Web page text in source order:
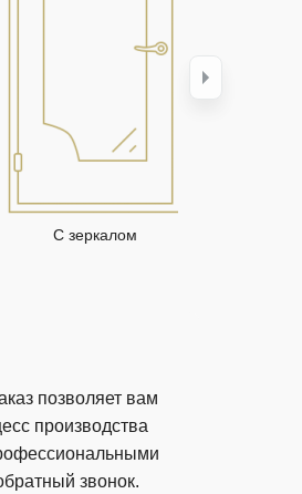
С зеркалом
позволяет вам
производства
звонок.